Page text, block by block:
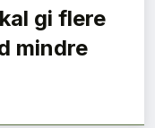
gi flere
mindre